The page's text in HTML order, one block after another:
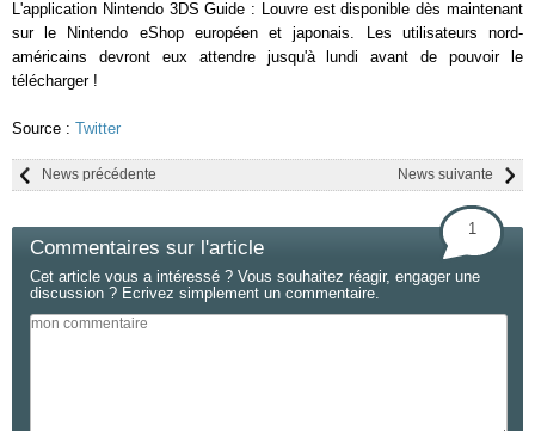
L'application Nintendo 3DS Guide : Louvre est disponible dès maintenant
sur le Nintendo eShop européen et japonais. Les utilisateurs nord-
américains devront eux attendre jusqu'à lundi avant de pouvoir le
télécharger !
Source : Twitter
News suivante
News précédente
Commentaires sur l'article
1
Cet article vous a intéressé ? Vous souhaitez réagir, engager une
discussion ? Ecrivez simplement un commentaire.